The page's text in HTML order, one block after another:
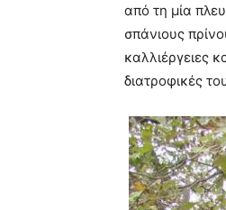
από τη μία
σπάνιους
καλλιέργειες
διατροφικές